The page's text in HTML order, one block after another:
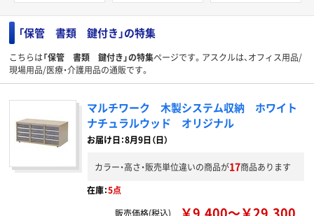
「保管 書類 鍵付き」の特集
こちらは「保管 書類 鍵付き」の特集ページです。アスクルは、オフィス用品/
現場用品/医療・介護用品の通販です。
マルチワーク 木製システム収納 ホワイト
ナチュラルウッド オリジナル
お届け日：8月9日（日）
カラー・高さ・販売単位違いの商品が17商品あります
在庫：5点
販売価格(税込)